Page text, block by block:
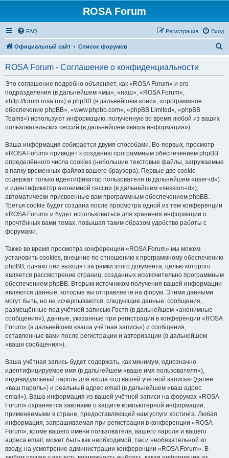
ROSA Forum
FAQ Вход
Регистрация
Официальный сайт Список форумов
ROSA Forum - Соглашение о конфиденциальности
Это соглашение подробно объясняет, как «ROSA Forum» и его
подразделения (в дальнейшем «мы», «наш», «ROSA Forum»,
«http://forum.rosa.ru») и phpBB (в дальнейшем «они», «программное
обеспечение phpBB», «www.phpbb.com», «phpBB Limited», «phpBB
Teams») используют информацию, полученную во время любой из ваших
пользовательских сессий (в дальнейшем «ваша информация»).
Ваша информация собирается двумя способами. Во-первых, просмотр
«ROSA Forum» приведёт к созданию программным обеспечением phpBB
определённого числа cookies (небольшие текстовые файлы, загружаемые
в папку временных файлов вашего браузера). Первые две cookie
содержат только идентификатор пользователя (в дальнейшем «user-id»)
и идентификатор анонимной сессии (в дальнейшем «session-id»),
автоматически присвоенные вам программным обеспечением phpBB.
Третья cookie будет создана после просмотра одной из тем конференции
«ROSA Forum» и будет использоваться для хранения информации о
прочтённых вами темах, повышая таким образом удобство работы с
форумами.
Также во время просмотра конференции «ROSA Forum» мы можем
установить cookies, внешние по отношению к программному обеспечению
phpBB, однако они выходят за рамки этого документа, целью которого
является рассмотрение страниц, созданных исключительно программным
обеспечением phpBB. Вторым источником получения вашей информации
являются данные, которые вы отправляете на форум. Этими данными
могут быть, но не исчерпываются, следующие данные: сообщения,
размещённые под учётной записью Гостя (в дальнейшем «анонимные
сообщения»), данные, указанные при регистрации в конференции «ROSA
Forum» (в дальнейшем «ваша учётная запись») и сообщения,
оставленные вами после регистрации и авторизации (в дальнейшем
«ваши сообщения»).
Ваша учётная запись будет содержать, как минимум, однозначно
идентифицируемое имя (в дальнейшем «ваше имя пользователя»),
индивидуальный пароль для входа под вашей учётной записью (далее
«ваш пароль») и реальный адрес email (в дальнейшем «ваш адрес
email»). Ваша информация из вашей учётной записи на форумах «ROSA
Forum» охраняется законами о защите компьютерной информации,
применяемыми в стране, предоставляющей нам услуги хостинга. Любая
информация, запрашиваемая при регистрации в конференции «ROSA
Forum», кроме вашего имени пользователя, вашего пароля и вашего
адреса email, может быть как необходимой, так и необязательной ко
вводу, на усмотрение администрации конференции «ROSA Forum». В